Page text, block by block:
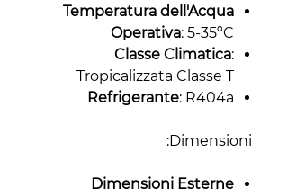
Temperatura dell'Acqua
Operativa: 5-35ºC
Classe Climatica:
Tropicalizzata Classe T
Refrigerante: R404a
Dimensioni:
Dimensioni Esterne